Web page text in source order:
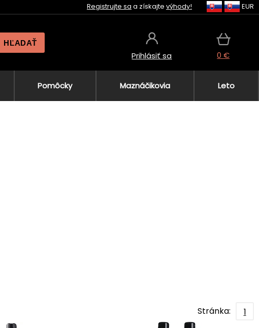
Registrujte sa a získajte výhody! EUR
HĽADAŤ
Prihlásiť sa 0 €
Pomôcky Maznáčikovia Leto
Stránka:
1